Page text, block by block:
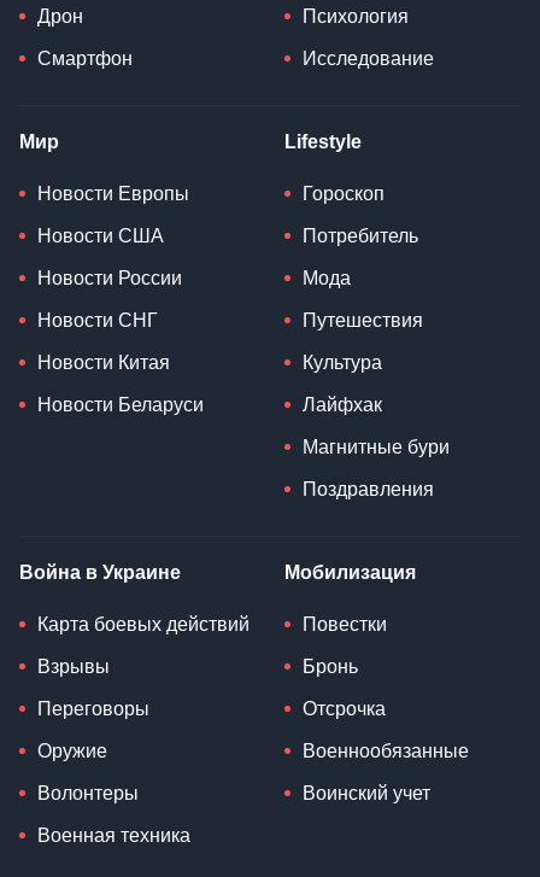
Дрон
Смартфон
Психология
Исследование
Мир
Новости Европы
Новости США
Новости России
Новости СНГ
Новости Китая
Новости Беларуси
Lifestyle
Гороскоп
Потребитель
Мода
Путешествия
Культура
Лайфхак
Магнитные бури
Поздравления
Война в Украине
Карта боевых действий
Взрывы
Переговоры
Оружие
Волонтеры
Военная техника
Мобилизация
Повестки
Бронь
Отсрочка
Военнообязанные
Воинский учет